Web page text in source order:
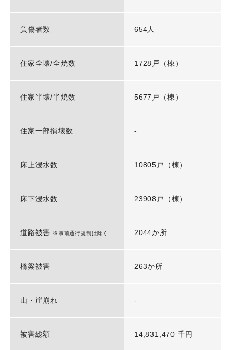
負傷者数 654人
住家全壊/全焼数 1728戸（棟）
住家半壊/半焼数 5677戸（棟）
住家一部損壊数 -
床上浸水数 10805戸（棟）
床下浸水数 23908戸（棟）
道路被害 ※事前通行規制は除く 2044か所
橋梁被害 263か所
山・崖崩れ -
被害総額 14,831,470 千円